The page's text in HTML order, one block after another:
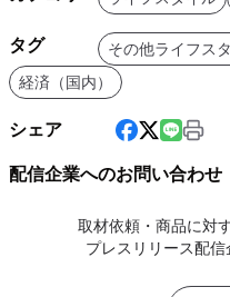
タグ その他ライフス
経済（国内）
シェア
配信企業へのお問い合わせ
取材依頼・商品に対
プレスリリース配信